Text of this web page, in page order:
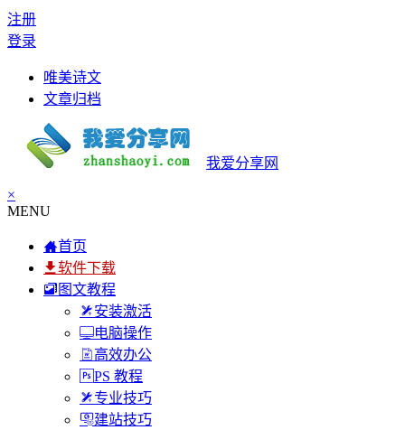
注册
登录
唯美诗文
文章归档
我爱分享网
×
MENU
首页
软件下载
图文教程
安装激活
电脑操作
高效办公
PS 教程
专业技巧
建站技巧